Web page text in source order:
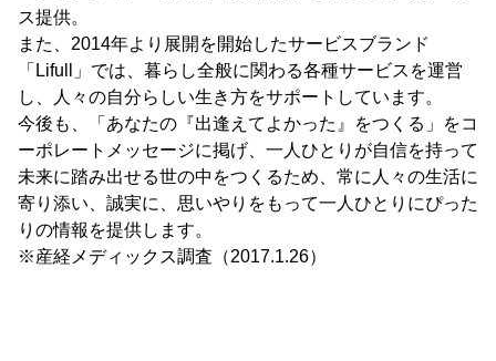
ス提供。
また、2014年より展開を開始したサービスブランド
「Lifull」では、暮らし全般に関わる各種サービスを運営
し、人々の自分らしい生き方をサポートしています。
今後も、「あなたの『出逢えてよかった』をつくる」をコ
ーポレートメッセージに掲げ、一人ひとりが自信を持って
未来に踏み出せる世の中をつくるため、常に人々の生活に
寄り添い、誠実に、思いやりをもって一人ひとりにぴった
りの情報を提供します。
※産経メディックス調査（2017.1.26）